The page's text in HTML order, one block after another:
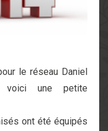
le réseau Daniel
voici une petite
ont été équipés